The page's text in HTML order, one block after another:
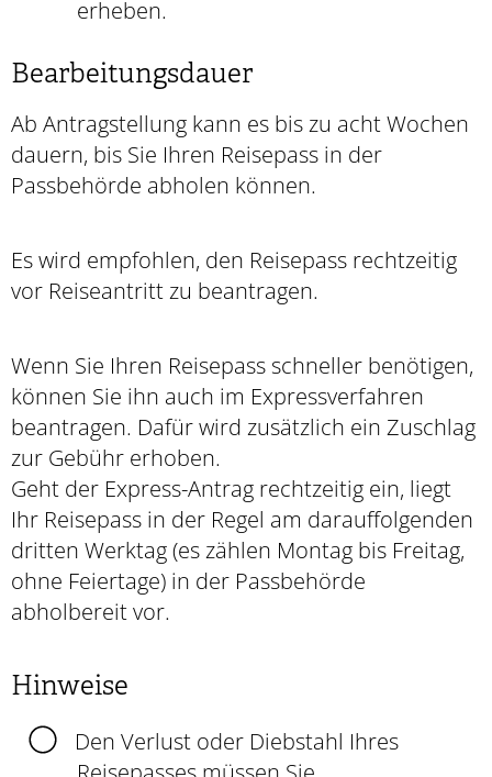
erheben.
Bearbeitungsdauer
Ab Antragstellung kann es bis zu acht Wochen
dauern, bis Sie Ihren Reisepass in der
Passbehörde abholen können.
Es wird empfohlen, den Reisepass rechtzeitig
vor Reiseantritt zu beantragen.
Wenn Sie Ihren Reisepass schneller benötigen,
können Sie ihn auch im Expressverfahren
beantragen. Dafür wird zusätzlich ein Zuschlag
zur Gebühr erhoben.
Geht der Express-Antrag rechtzeitig ein, liegt
Ihr Reisepass in der Regel am darauffolgenden
dritten Werktag (es zählen Montag bis Freitag,
ohne Feiertage) in der Passbehörde
abholbereit vor.
Hinweise
Den Verlust oder Diebstahl Ihres